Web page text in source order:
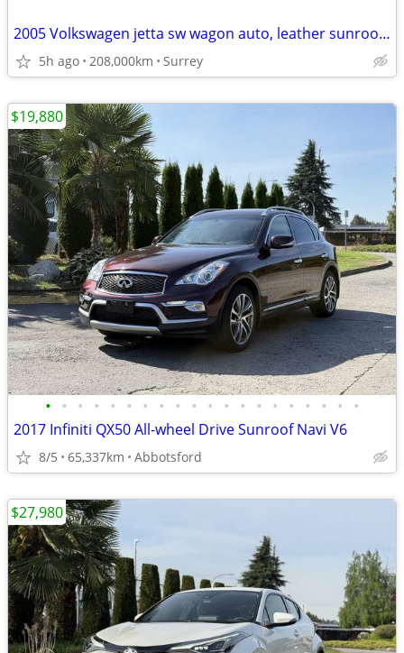
2005 Volkswagen jetta sw wagon auto, leather sunroof runs great
5h ago 208,000km Surrey
• • • • • • • • • • • • • • • • • • • •
2017 Infiniti QX50 All-wheel Drive Sunroof Navi V6
8/5 65,337km Abbotsford
$19,880
$27,980